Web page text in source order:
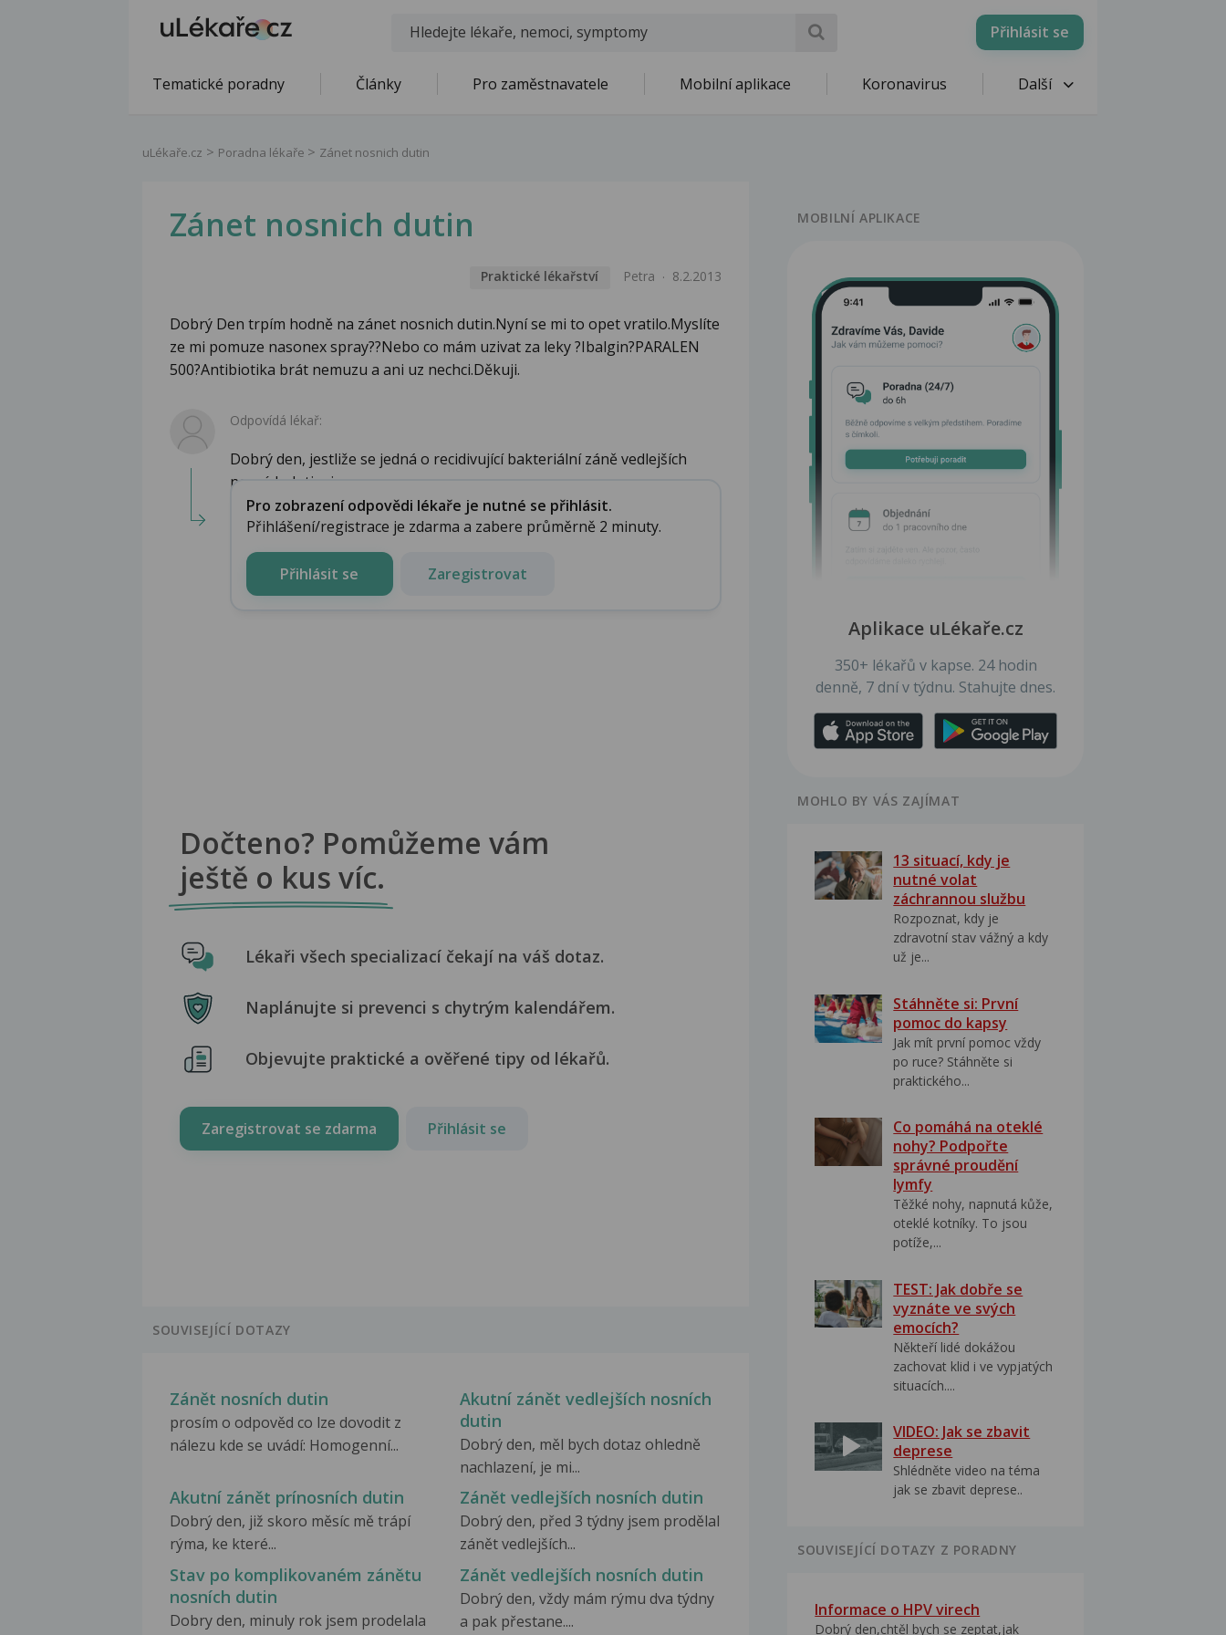
Přihlásit se
Tematické poradny Články Pro zaměstnavatele Mobilní aplikace Koronavirus Další
uLékaře.cz Poradna lékaře Zánet nosnich dutin
Zánet nosnich dutin
Praktické lékařství Petra 8.2.2013
Dobrý Den trpím hodně na zánet nosnich dutin.Nyní se mi to opet vratilo.Myslíte
ze mi pomuze nasonex spray??Nebo co mám uzivat za leky ?Ibalgin?PARALEN
500?Antibiotika brát nemuzu a ani uz nechci.Děkuji.
Odpovídá lékař:
Dobrý den, jestliže se jedná o recidivující bakteriální záně vedlejších
nosních dutin, j...
Pro zobrazení odpovědi lékaře je nutné se přihlásit.
Přihlášení/registrace je zdarma a zabere průměrně 2 minuty.
Přihlásit se Zaregistrovat
Dočteno? Pomůžeme vám
ještě o kus víc.
Lékaři všech specializací čekají na váš dotaz.
Naplánujte si prevenci s chytrým kalendářem.
Objevujte praktické a ověřené tipy od lékařů.
Zaregistrovat se zdarma Přihlásit se
SOUVISEJÍCÍ DOTAZY
Zánět nosních dutin
prosím o odpověd co lze dovodit z
nálezu kde se uvádí: Homogenní...
Akutní zánět vedlejších nosních
dutin
Dobrý den, měl bych dotaz ohledně
nachlazení, je mi...
Akutní zánět prínosních dutin
Dobrý den, již skoro měsíc mě trápí
rýma, ke které...
Zánět vedlejších nosních dutin
Dobrý den, před 3 týdny jsem prodělal
zánět vedlejších...
Stav po komplikovaném zánětu
nosních dutin
Dobry den, minuly rok jsem prodelala
Zánět vedlejších nosních dutin
Dobrý den, vždy mám rýmu dva týdny
a pak přestane....
MOBILNÍ APLIKACE
Aplikace uLékaře.cz
350+ lékařů v kapse. 24 hodin
denně, 7 dní v týdnu. Stahujte dnes.
MOHLO BY VÁS ZAJÍMAT
13 situací, kdy je
nutné volat
záchrannou službu
Rozpoznat, kdy je
zdravotní stav vážný a kdy
už je...
Stáhněte si: První
pomoc do kapsy
Jak mít první pomoc vždy
po ruce? Stáhněte si
praktického...
Co pomáhá na oteklé
nohy? Podpořte
správné proudění
lymfy
Těžké nohy, napnutá kůže,
oteklé kotníky. To jsou
potíže,...
TEST: Jak dobře se
vyznáte ve svých
emocích?
Někteří lidé dokážou
zachovat klid i ve vypjatých
situacích....
VIDEO: Jak se zbavit
deprese
Shlédněte video na téma
jak se zbavit deprese..
SOUVISEJÍCÍ DOTAZY Z PORADNY
Informace o HPV virech
Dobrý den,chtěl bych se zeptat,jak